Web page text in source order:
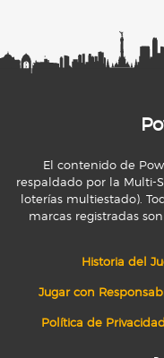
El contenido de
respaldado por la Multi-
loterías multiestado).
marcas registradas
Historia del
Jugar con
Política de Privacidad